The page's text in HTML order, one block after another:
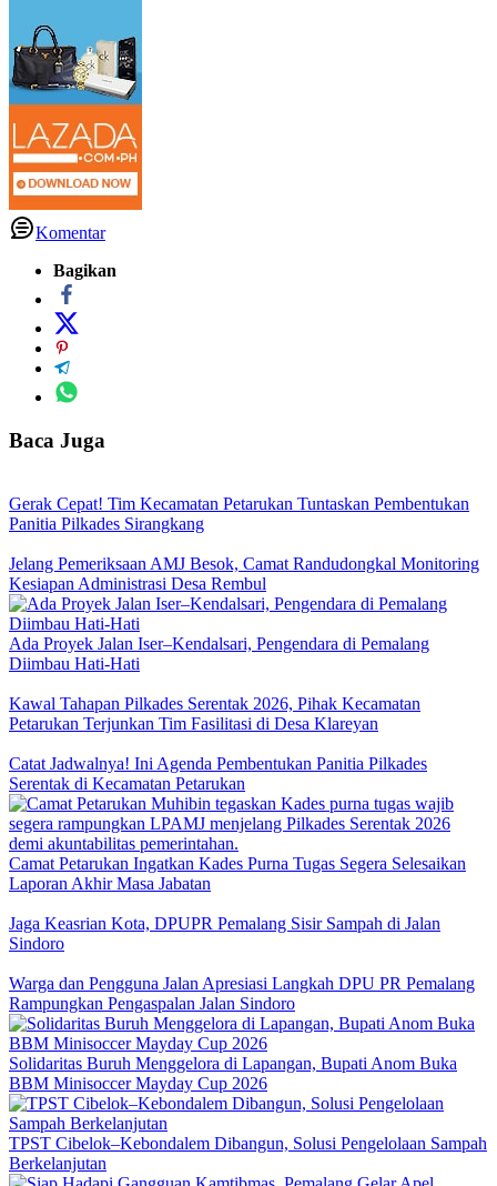
Komentar
Bagikan
Baca Juga
Gerak Cepat! Tim Kecamatan Petarukan Tuntaskan Pembentukan
Panitia Pilkades Sirangkang
Jelang Pemeriksaan AMJ Besok, Camat Randudongkal Monitoring
Kesiapan Administrasi Desa Rembul
Ada Proyek Jalan Iser–Kendalsari, Pengendara di Pemalang
Diimbau Hati-Hati
Kawal Tahapan Pilkades Serentak 2026, Pihak Kecamatan
Petarukan Terjunkan Tim Fasilitasi di Desa Klareyan
Catat Jadwalnya! Ini Agenda Pembentukan Panitia Pilkades
Serentak di Kecamatan Petarukan
Camat Petarukan Ingatkan Kades Purna Tugas Segera Selesaikan
Laporan Akhir Masa Jabatan
Jaga Keasrian Kota, DPUPR Pemalang Sisir Sampah di Jalan
Sindoro
Warga dan Pengguna Jalan Apresiasi Langkah DPU PR Pemalang
Rampungkan Pengaspalan Jalan Sindoro
Solidaritas Buruh Menggelora di Lapangan, Bupati Anom Buka
BBM Minisoccer Mayday Cup 2026
TPST Cibelok–Kebondalem Dibangun, Solusi Pengelolaan Sampah
Berkelanjutan